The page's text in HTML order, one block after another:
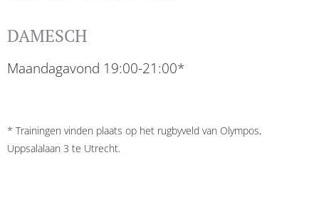
DAMESCH
Maandagavond 19:00-21:00*
* Trainingen vinden plaats op het rugbyveld van Olympos,
Uppsalalaan 3 te Utrecht.